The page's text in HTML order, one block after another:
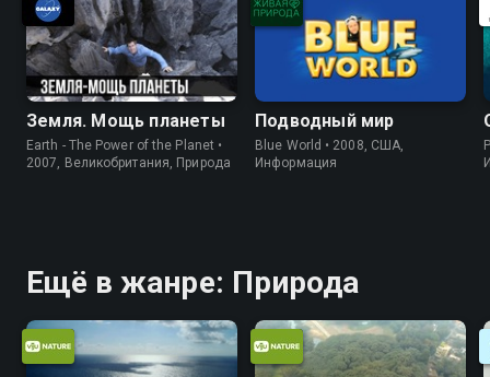
Земля. Мощь планеты
Earth - The Power of the Planet •
2007, Великобритания, Природа
Подводный мир
Blue World • 2008, США,
Информация
Ещё в жанре: Природа